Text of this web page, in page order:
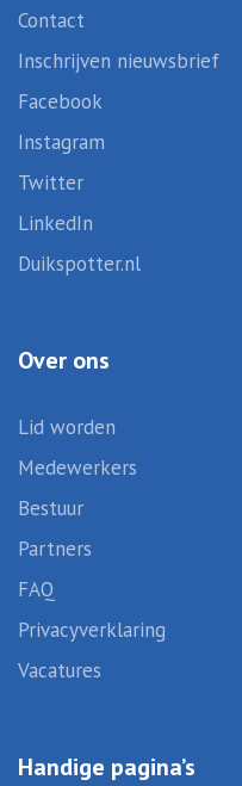
Contact
Inschrijven nieuwsbrief
Facebook
Instagram
Twitter
LinkedIn
Duikspotter.nl
Over ons
Lid worden
Medewerkers
Bestuur
Partners
FAQ
Privacyverklaring
Vacatures
Handige pagina’s